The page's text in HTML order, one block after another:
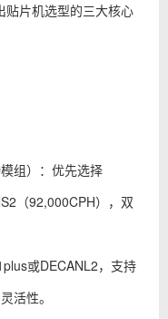
贴片机选型的三大核心
组）：优先选择
（92,000CPH），双
或DECANL2，支持
活性。